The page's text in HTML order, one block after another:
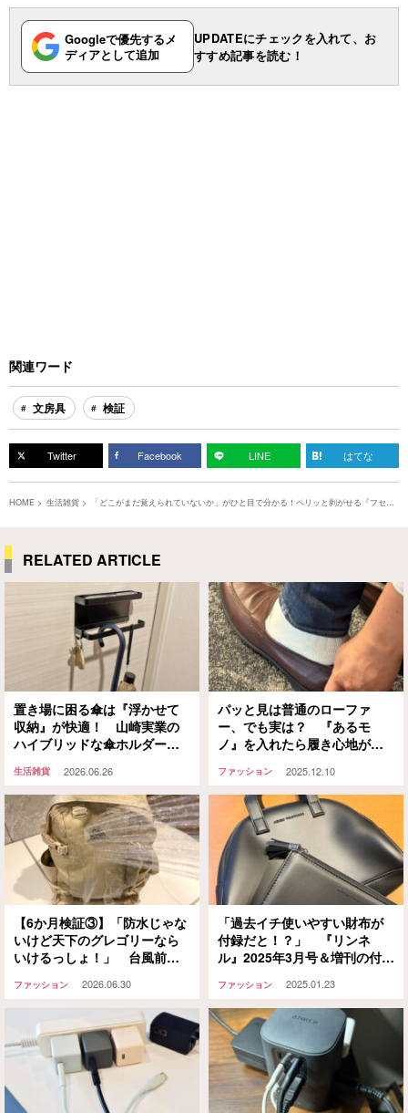
Googleで優先するメ
ディアとして追加
UPDATEにチェックを入れて、お
すすめ記事を読む！
関連ワード
文房具 検証
Twitter Facebook LINE はてな
HOME 生活雑貨
「どこがまだ覚えられていないか」がひと目で分かる！ペリッと剥がせる『フセン
RELATED ARTICLE
置き場に困る傘は『浮かせて
収納』が快適！ 山崎実業の
ハイブリッドな傘ホルダーな
きます
生活雑貨 2026.06.26
パッと見は普通のローファ
ー、でも実は？ 『あるモ
ノ』を入れたら履き心地が劇
ファッション 2025.12.10
【6か月検証③】「防水じゃな
いけど天下のグレゴリーなら
いけるっしょ！」 台風前日
出かけてみたところ…
ファッション 2026.06.30
「過去イチ使いやすい財布が
付録だと！？」 『リンネ
ル』2025年3月号＆増刊の付録
ファッション 2025.01.23